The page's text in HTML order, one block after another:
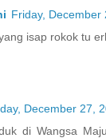
Friday, December
isap rokok tu
December 27,
di Wangsa